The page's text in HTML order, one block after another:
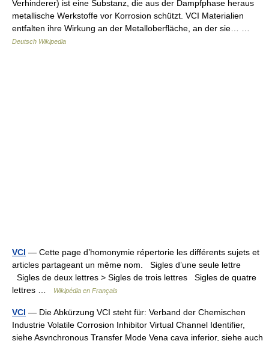
Verhinderer) ist eine Substanz, die aus der Dampfphase heraus
metallische Werkstoffe vor Korrosion schützt. VCI Materialien
entfalten ihre Wirkung an der Metalloberfläche, an der sie… …
Deutsch Wikipedia
VCI — Cette page d’homonymie répertorie les différents sujets et
articles partageant un même nom. Sigles d’une seule lettre
Sigles de deux lettres > Sigles de trois lettres Sigles de quatre
lettres …
Wikipédia en Français
VCI — Die Abkürzung VCI steht für: Verband der Chemischen
Industrie Volatile Corrosion Inhibitor Virtual Channel Identifier,
siehe Asynchronous Transfer Mode Vena cava inferior, siehe auch